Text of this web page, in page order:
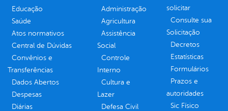
Educação
Saúde
Atos normativos
Central de Dúvidas
Convênios e
Transferências
Dados Abertos
Despesas
Diárias
Administração
Agricultura
Assistência
Social
Controle
Interno
Cultura e
Lazer
Defesa Civil
solicitar
Consulte sua
Solicitação
Decretos
Estatísticas
Formulários
Prazos e
autoridades
Sic Físico